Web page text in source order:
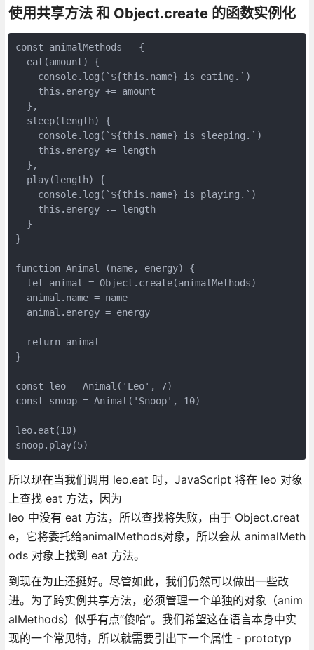
使用共享方法 和 Object.create 的函数实例化
const animalMethods = {
  eat(amount) {
    console.log(`${this.name} is eating.`)
    this.energy += amount
  },
  sleep(length) {
    console.log(`${this.name} is sleeping.`)
    this.energy += length
  },
  play(length) {
    console.log(`${this.name} is playing.`)
    this.energy -= length
  }
}
function Animal (name, energy) {
  let animal = Object.create(animalMethods)
  animal.name = name
  animal.energy = energy
  return animal
}
const leo = Animal('Leo', 7)
const snoop = Animal('Snoop', 10)
leo.eat(10)
所以现在当我们调用 leo.eat 时，JavaScript 将在 leo 对象
上查找 eat 方法，因为
leo 中没有 eat 方法，所以查找将失败，由于 Object.creat
e，它将委托给animalMethods对象，所以会从 animalMeth
ods 对象上找到 eat 方法。
到现在为止还挺好。尽管如此，我们仍然可以做出一些改
进。为了跨实例共享方法，必须管理一个单独的对象（anim
alMethods）似乎有点“傻哈”。我们希望这在语言本身中实
现的一个常见特，所以就需要引出下一个属性 - prototyp